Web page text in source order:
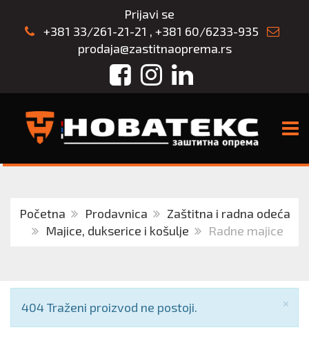
Prijavi se
+381 33/261-21-21 , +381 60/6233-935
prodaja@zastitnaoprema.rs
FacebookInstagram
LinkedIn
Početna Prodavnica
Zaštitna i radna odeća
Majice, dukserice i košulje
Radne majice
×
Obaveštenje
404 Traženi proizvod ne postoji.